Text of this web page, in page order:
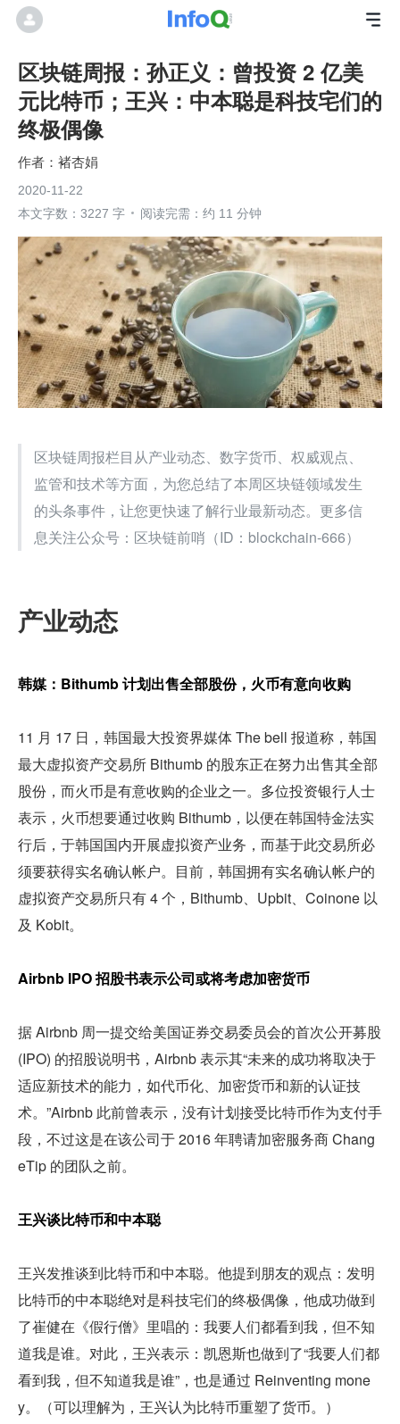
区块链周报：孙正义：曾投资 2 亿美
元比特币；王兴：中本聪是科技宅们的
终极偶像
褚杏娟
2020-11-22
本文字数：3227 字
阅读完需：约 11 分钟
区块链周报栏目从产业动态、数字货币、权威观点、
监管和技术等方面，为您总结了本周区块链领域发生
的头条事件，让您更快速了解行业最新动态。更多信
息关注公众号：区块链前哨（ID：blockchain-666）
产业动态
韩媒：Bithumb 计划出售全部股份，火币有意向收购
11 月 17 日，韩国最大投资界媒体 The bell 报道称，韩国
最大虚拟资产交易所 Bithumb 的股东正在努力出售其全部
股份，而火币是有意收购的企业之一。多位投资银行人士
表示，火币想要通过收购 Bithumb，以便在韩国特金法实
行后，于韩国国内开展虚拟资产业务，而基于此交易所必
须要获得实名确认帐户。目前，韩国拥有实名确认帐户的
虚拟资产交易所只有 4 个，Bithumb、Upbit、Coinone 以
及 Kobit。
Airbnb IPO 招股书表示公司或将考虑加密货币
据 Airbnb 周一提交给美国证券交易委员会的首次公开募股
(IPO) 的招股说明书，Airbnb 表示其“未来的成功将取决于
适应新技术的能力，如代币化、加密货币和新的认证技
术。”Airbnb 此前曾表示，没有计划接受比特币作为支付手
段，不过这是在该公司于 2016 年聘请加密服务商 Chang
eTip 的团队之前。
王兴谈比特币和中本聪
王兴发推谈到比特币和中本聪。他提到朋友的观点：发明
比特币的中本聪绝对是科技宅们的终极偶像，他成功做到
了崔健在《假行僧》里唱的：我要人们都看到我，但不知
道我是谁。对此，王兴表示：凯恩斯也做到了“我要人们都
看到我，但不知道我是谁”，也是通过 Reinventing mone
y。（可以理解为，王兴认为比特币重塑了货币。）